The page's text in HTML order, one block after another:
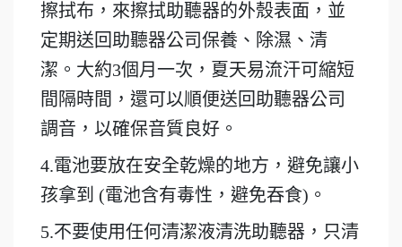
擦拭布，來擦拭助聽器的外殼表面，並
定期送回助聽器公司保養、除濕、清
潔。大約3個月一次，夏天易流汗可縮短
間隔時間，還可以順便送回助聽器公司
調音，以確保音質良好。
4.電池要放在安全乾燥的地方，避免讓小
孩拿到 (電池含有毒性，避免吞食)。
5.不要使用任何清潔液清洗助聽器，只清